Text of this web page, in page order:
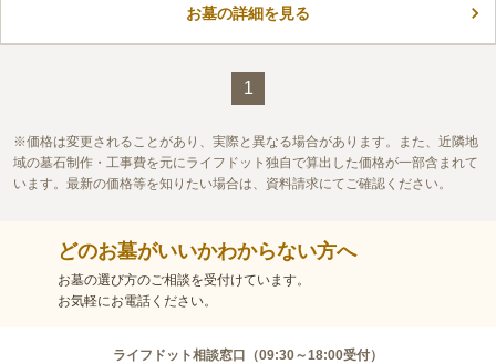
お墓の詳細を見る
1
価格は変更されることがあり、実際と異なる場合があります。また、近隣地
域の墓石制作・工事費を元にライフドット独自で算出した価格が一部含まれて
います。最新の価格等を知りたい場合は、資料請求にてご確認ください。
どのお墓がいいかわからない方へ
お墓の選び方のご相談を受付けています。
お気軽にお電話ください。
ライフドット相談窓口（09:30～18:00受付）